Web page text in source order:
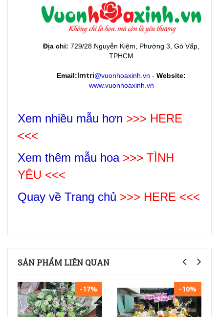
Địa chỉ: 729/28 Nguyễn Kiệm, Phường 3, Gò Vấp,
TPHCM
Email:lmtri@vuonhoaxinh.vn - Website:
www.vuonhoaxinh.vn
Xem nhiều mẫu hơn >>> HERE
<<<
Xem thêm mẫu hoa >>> TÌNH
YÊU <<<
Quay về Trang chủ >>> HERE <<<
SẢN PHẨM LIÊN QUAN
-17% -10%